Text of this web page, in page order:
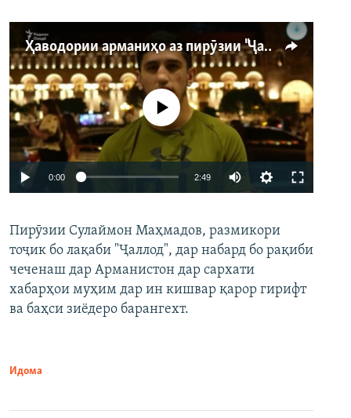
Ҳаводории арманиҳо аз пирӯзии "Ҷаллод"-и тоҷик
Auto 240p 360p 480p
720p 1080p
Феълан кор намекунад
0:00 2:49
360p
480p
Пирӯзии Сулаймон Маҳмадов, размикори
тоҷик бо лақаби "Ҷаллод", дар набард бо рақиби
чеченаш дар Арманистон дар сархати
хабарҳои муҳим дар ин кишвар қарор гирифт
ва баҳси зиёдеро барангехт.
Идома